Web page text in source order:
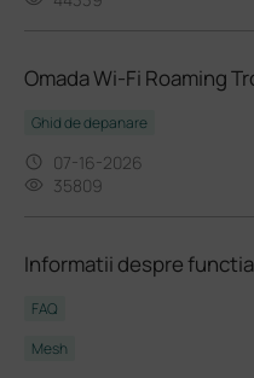
Omada Wi-Fi Roaming
Ghid de depanare
07-16-2026
35809
Informatii despre
FAQ
Mesh